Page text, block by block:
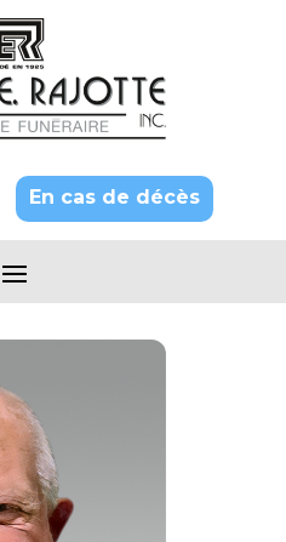
En cas de décès